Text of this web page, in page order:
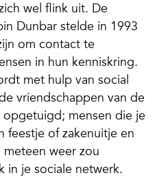
wel flink uit. De
Dunbar stelde in 1993
om contact te
in hun kenniskring.
met hulp van social
vriendschappen van de
opgetuigd; mensen die je
of zakenuitje en
weer zou
in je sociale netwerk.